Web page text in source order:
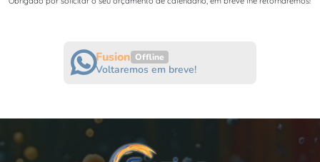
Fusion Offline
Voltaremos em breve!